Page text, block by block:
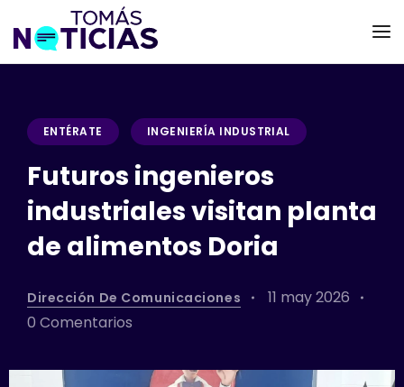
ENTÉRATE INGENIERÍA INDUSTRIAL
Futuros ingenieros
industriales visitan planta
de alimentos Doria
Dirección De Comunicaciones
11 may 2026
0 Comentarios